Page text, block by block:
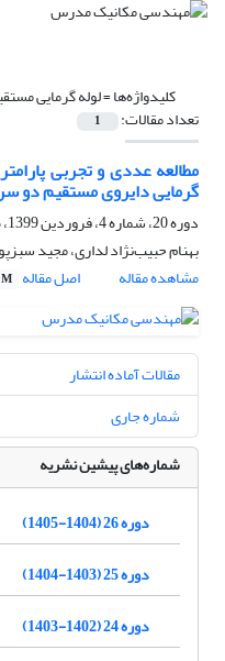
کلیدواژه‌ها =لوله گرمایی
تعداد مقالات: 1
مطالعه عددی و تجربی
گرمایی دایروی مستقیم دو
دوره 20، شماره 4، فروردین 1399، صفحه
بهنام حبیب‌نژاد لداری، مجید
مشاهده مقاله
اصل مقاله
مقالات آماده انتشار
شماره جاری
شماره‌های پیشین نشریه
دوره 26 (1404-1405)
دوره 25 (1403-1404)
دوره 24 (1402-1403)